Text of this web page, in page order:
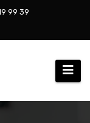
99 39